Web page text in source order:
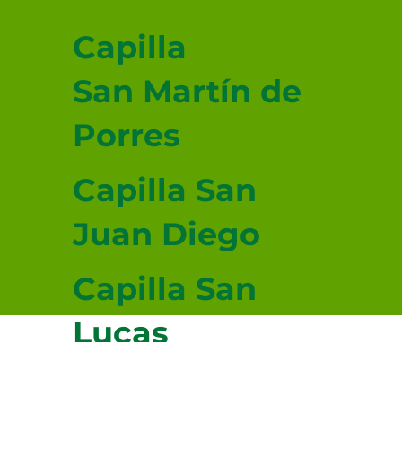
Capilla
San Martín de
Porres
Capilla San
Juan Diego
Capilla San
Lucas